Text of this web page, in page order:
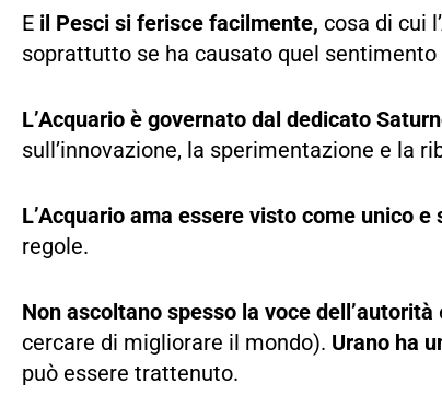
E il Pesci si ferisce facilmente, cosa di cui
soprattutto se ha causato quel
L’Acquario è governato dal dedicato
sull’innovazione, la sperimentazione e la
L’Acquario ama essere visto come unico e
regole.
Non ascoltano spesso la voce dell’autorità
cercare di migliorare il mondo). Urano ha
può essere trattenuto.